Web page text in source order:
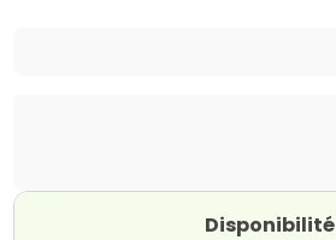
Disponibilité